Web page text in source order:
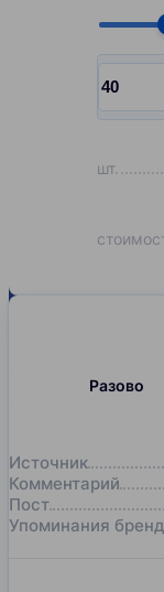
Input
шт
Разово
Источник
Комментарий
Пост
Упоминания